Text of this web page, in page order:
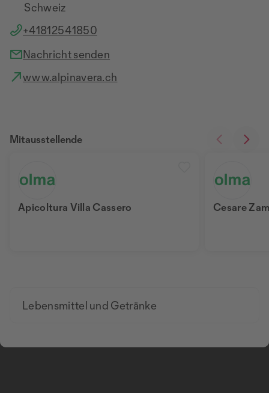
Schweiz
+41812541850
Nachricht senden
www.alpinavera.ch
Apicoltura Villa Cassero Cesare
Mitausstellende
Lebensmittel und Getränke